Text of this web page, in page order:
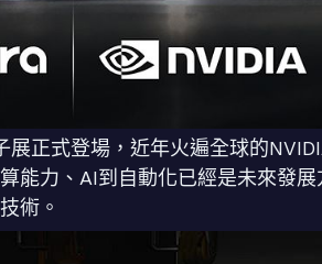
展正式登場，近年火遍全球的
能力、AI到自動化已經是未來發
術。